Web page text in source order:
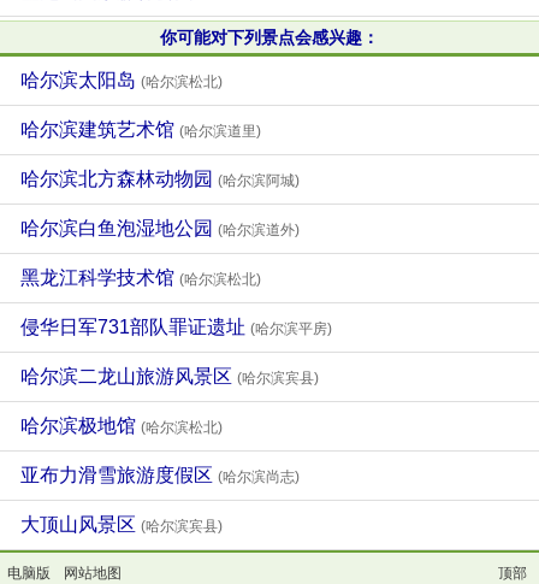
你可能对下列景点会感兴趣：
哈尔滨太阳岛 (哈尔滨松北)
哈尔滨建筑艺术馆 (哈尔滨道里)
哈尔滨北方森林动物园 (哈尔滨阿城)
哈尔滨白鱼泡湿地公园 (哈尔滨道外)
黑龙江科学技术馆 (哈尔滨松北)
侵华日军731部队罪证遗址 (哈尔滨平房)
哈尔滨二龙山旅游风景区 (哈尔滨宾县)
哈尔滨极地馆 (哈尔滨松北)
亚布力滑雪旅游度假区 (哈尔滨尚志)
大顶山风景区 (哈尔滨宾县)
电脑版 网站地图 顶部